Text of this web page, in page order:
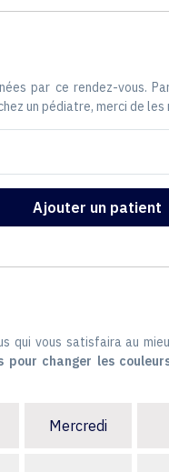
par ce rendez-vous.
un pédiatre, merci de
Ajouter un patient
qui vous satisfaira au
pour changer les
Mercredi